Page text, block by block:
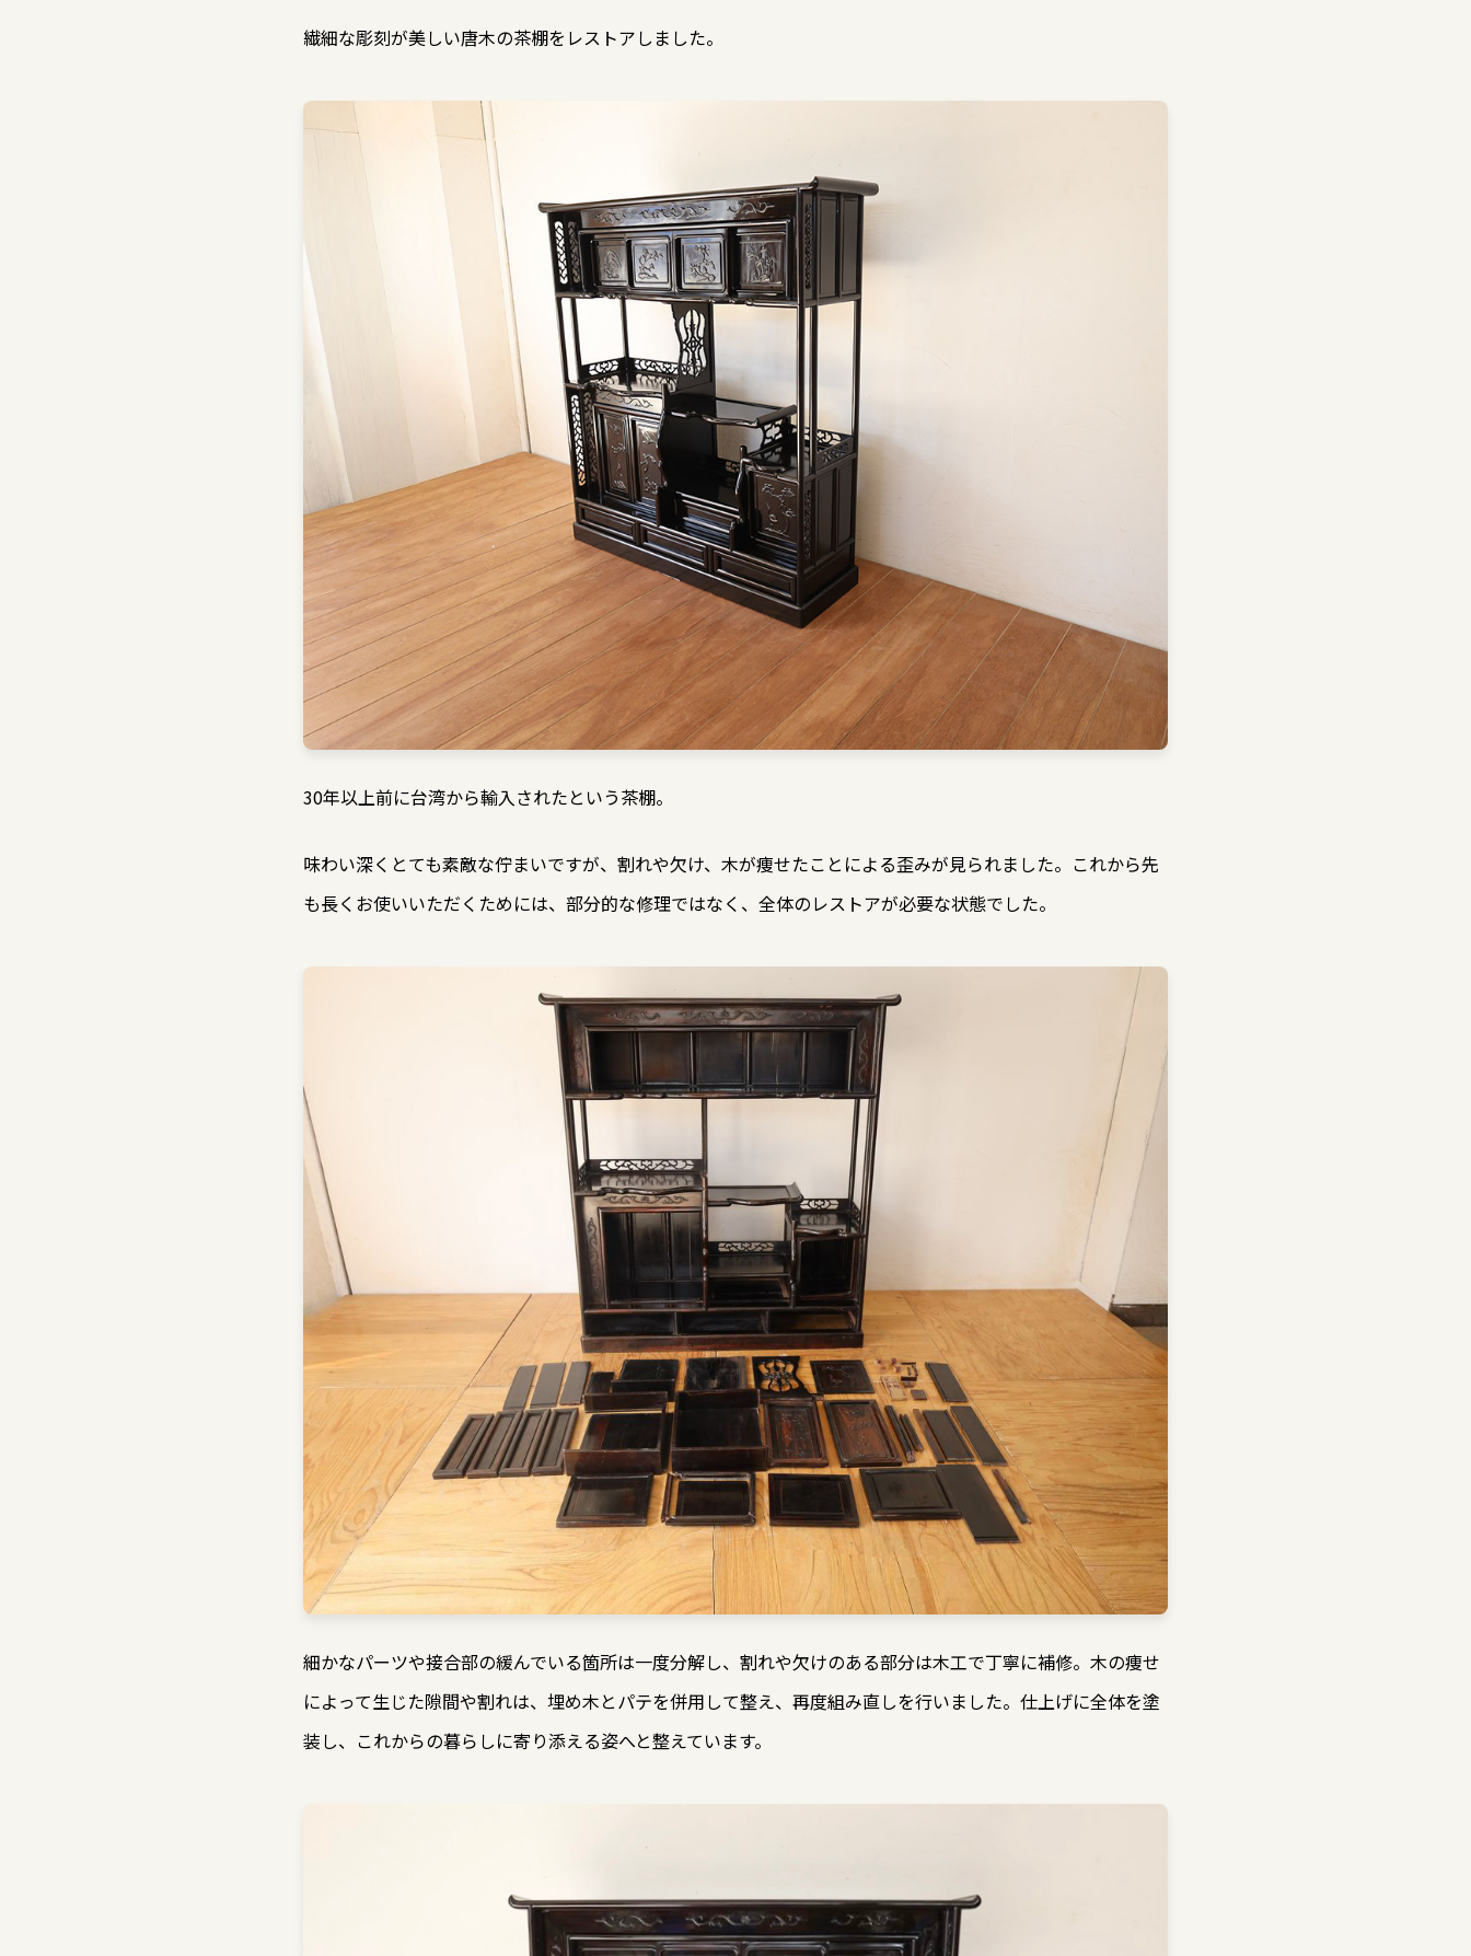
繊細な彫刻が美しい唐木の茶棚をレストアしました。
30年以上前に台湾から輸入されたという茶棚。
味わい深くとても素敵な佇まいですが、割れや欠け、木が痩せたことによる歪みが見られました。これから先
も長くお使いいただくためには、部分的な修理ではなく、全体のレストアが必要な状態でした。
細かなパーツや接合部の緩んでいる箇所は一度分解し、割れや欠けのある部分は木工で丁寧に補修。木の痩せ
によって生じた隙間や割れは、埋め木とパテを併用して整え、再度組み直しを行いました。仕上げに全体を塗
装し、これからの暮らしに寄り添える姿へと整えています。